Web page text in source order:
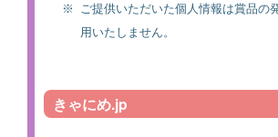
※
ご提供いただいた個人情報は賞品の
用いたしません。
きゃにめ.jp